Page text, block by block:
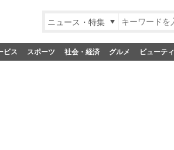
ニュース・特集
ビス スポーツ 社会・経済 グルメ ビューティ